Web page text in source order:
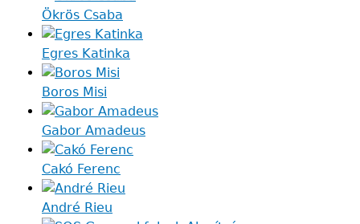
Ökrös Csaba
Egres Katinka
Boros Misi
Gabor Amadeus
Cakó Ferenc
André Rieu